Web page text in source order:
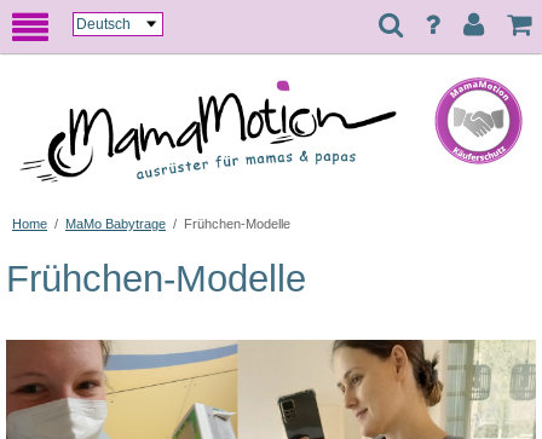
Home / MaMo Babytrage / Frühchen-Modelle
Frühchen-Modelle